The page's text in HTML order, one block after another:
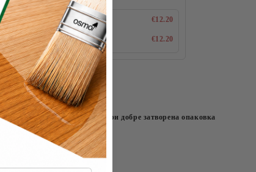
на цена от
€12.20
София на цена от
€12.20
4:
5 години и повече при добре затворена опаковка
норма:
10 - 20 м2 с 1 л
твърда четка